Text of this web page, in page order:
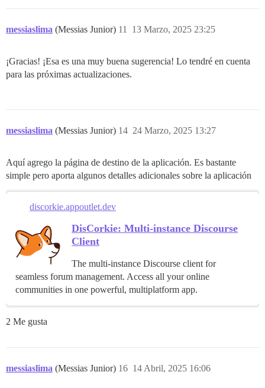
messiaslima (Messias Junior) 13 Marzo, 2025 23:25
11
¡Gracias! ¡Esa es una muy buena sugerencia! Lo tendré en cuenta
para las próximas actualizaciones.
messiaslima (Messias Junior) 24 Marzo, 2025 13:27
14
Aquí agrego la página de destino de la aplicación. Es bastante
simple pero aporta algunos detalles adicionales sobre la aplicación
discorkie.appoutlet.dev
DisCorkie: Multi-instance Discourse
Client
The multi-instance Discourse client for
seamless forum management. Access all your online
communities in one powerful, multiplatform app.
2 Me gusta
messiaslima (Messias Junior) 14 Abril, 2025 16:06
16